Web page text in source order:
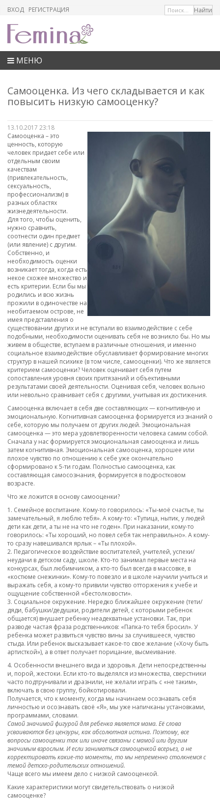
ВХОД РЕГИСТРАЦИЯ
МЕНЮ
Самооценка. Из чего складывается и как
повысить низкую самооценку?
13.10.2017 23:18
Самооценка – это
ценность, которую
человек придает себе или
отдельным своим
качествам
(привлекательность,
сексуальность,
профессионализм) в
разных областях
жизнедеятельности.
Для того, чтобы оценить,
нужно сравнить,
соотнести один предмет
(или явление) с другим.
Собственно, и
необходимость оценки
возникает тогда, когда есть
некое схожее множество и
есть критерии. Если бы мы
родились и всю жизнь
прожили в одиночестве на
необитаемом острове, не
имея представления о
существовании других и не вступали во взаимодействие с себе
подобными, необходимости оценивать себя не возникло бы. Но мы
живем в обществе, вступаем в различные отношения, и именно
социальное взаимодействие обуславливает формирование многих
структур в нашей психике (в том числе, самооценки). Что же является
критерием самооценки? Человек оценивает себя путем
сопоставления уровня своих притязаний и объективными
результатами своей деятельности. Оценивая себя, человек вольно
или невольно сравнивает себя с другими, учитывая их достижения.
Самооценка включает в себя две составляющих — когнитивную и
эмоциональную. Когнитивная самооценка формируется из знаний о
себе, которую мы получаем от других людей. Эмоциональная
самооценка — это мера удовлетворенности человека самим собой.
Сначала у нас формируется эмоциональная самооценка и лишь
затем когнитивная. Эмоциональная самооценка, хорошее или
плохое чувство по отношению к себе уже окончательно
сформировано к 5-ти годам. Полностью самооценка, как
составляющая самосознания, формируется в подростковом
возрасте.
Что же ложится в основу самооценки?
1. Семейное воспитание. Кому-то говорилось: «Ты-моё счастье, ты
замечательный, я люблю тебя». А кому-то: «Тупица, нытик, у людей
дети как дети, а ты не на что не годен». При наказании, кому-то
говорилось: «Ты хороший, но повел себя так неправильно». А кому-
то сразу навешивался ярлык – «Ты плохой».
2. Педагогическое воздействие воспитателей, учителей, успехи/
неудачи в детском саду, школе. Кто-то занимал первые места на
конкурсах, был любимчиком, а кто-то был всегда в массовке, в
«костюме снежинки». Кому-то повезло и в школе научили учиться и
выражать себя, а кому-то привили чувство отторжения к учебе и
ощущение собственной «бестолковости».
3. Социальное окружение. Нередко ближайшее окружение (тети/
дяди, бабушки/дедушки, родители детей, с которыми ребенок
общается) внушает ребенку неадекватные установки. Так, при
разводе частая фраза родственников: «Папка-то тебя бросил». У
ребенка может развиться чувство вины за случившееся, чувство
стыда. Или ребенок высказывает какое-то свое желание («Хочу быть
артисткой»), а в ответ получает порицание, высмеивание.
4. Особенности внешнего вида и здоровья. Дети непосредственны
и, порой, жестоки. Если кто-то выделялся из множества, сверстники
часто подтрунивали и дразнили, не желали играть с «не таким»,
включать в свою группу, бойкотировали.
Получается, что к моменту, когда мы начинаем осознавать себя
личностью и осознавать своё «Я», мы уже напичканы установками,
программами, словами.
Самой значимой фигурой для ребенка является мама. Её слова
усваиваются без цензуры, как абсолютная истина. Поэтому, все
вопросы самооценки так или иначе связаны с мамой или другим
значимым взрослым. И если заниматься самооценкой всерьез, а не
корректировать какие-то моменты, то мы непременно столкнемся с
темой детско-родительских отношений.
Чаще всего мы имеем дело с низкой самооценкой.
Какие характеристики могут свидетельствовать о низкой
самооценке?